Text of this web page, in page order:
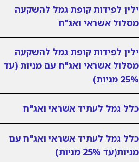
ילין לפידות קופת גמל להשקעה
מסלול אשראי ואג"ח
ילין לפידות קופת גמל להשקעה
מסלול אשראי ואג"ח עם מניות (עד
25% מניות)
כלל גמל לעתיד אשראי ואג"ח
כלל גמל לעתיד אשראי ואג"ח עם
מניות(עד 25% מניות)